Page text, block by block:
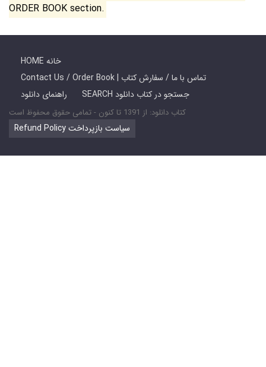
ORDER BOOK section.
HOME خانه
Contact Us / Order Book | تماس با ما / سفارش کتاب
راهنمای دانلود
SEARCH جستجو در کتاب دانلود
کتاب دانلود: از 1391 تا کنون - تمامی حقوق محفوظ است
Refund Policy سیاست بازپرداخت